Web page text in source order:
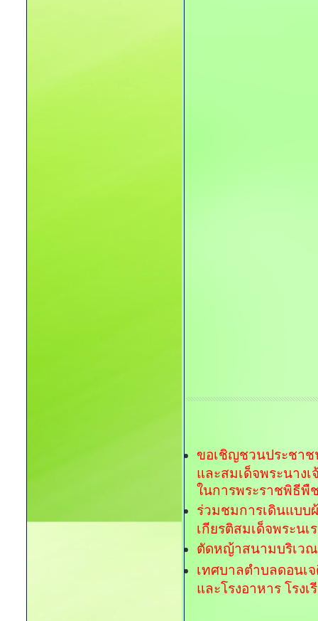
ขอเชิญชวนประชาช
และสมเด็จพระนาง
ในการพระราชพิธีพื
ร่วมชมการเดินแบบ
เกียรติสมเด็จพระน
ตัดหญ้าสนามบริเวณ
เทศบาลตำบลดอนเ
และโรงอาหาร โรง